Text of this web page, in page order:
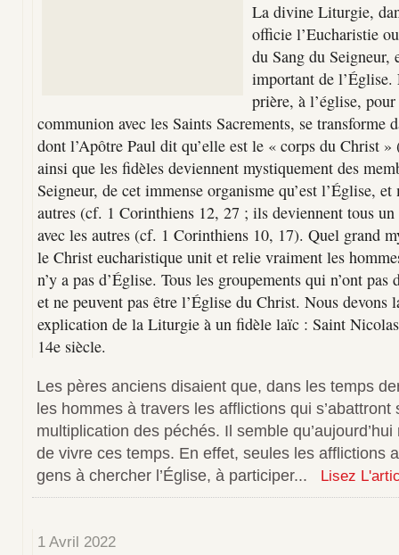
La divine Liturgie,
officie l’Eucharistie
du Sang du Seigneur,
important de l’Église.
prière, à l’église,
communion avec les Saints Sacrements, se transforme
dont l’Apôtre Paul dit qu’elle est le « corps du Christ »
ainsi que les fidèles deviennent mystiquement des
Seigneur, de cet immense organisme qu’est l’Église, et
autres (cf. 1 Corinthiens 12, 27 ; ils deviennent tous
avec les autres (cf. 1 Corinthiens 10, 17). Quel grand
le Christ eucharistique unit et relie vraiment les
n’y a pas d’Église. Tous les groupements qui n’ont pas
et ne peuvent pas être l’Église du Christ. Nous devons
explication de la Liturgie à un fidèle laïc : Saint
14e siècle.
Les pères anciens disaient que, dans les temps
les hommes à travers les afflictions qui
multiplication des péchés. Il semble
de vivre ces temps. En effet, seules les afflictions
gens à chercher l’Église, à participer...
Lisez
1 Avril 2022